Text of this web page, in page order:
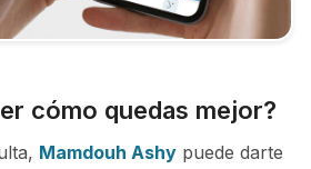
cómo quedas mejor?
Mamdouh Ashy puede darte